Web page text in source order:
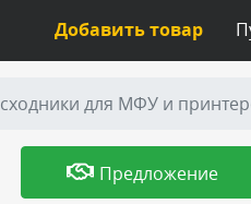
Добавить товар
для МФУ и
Предложение